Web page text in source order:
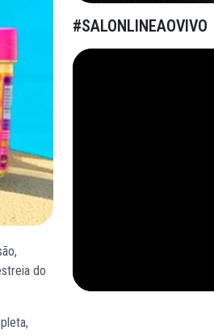
do
#SALONLINEAOVIVO